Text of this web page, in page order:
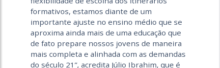
formativos, estamos diante de um
importante ajuste no ensino médio que se
aproxima ainda mais de uma educação que
de fato prepare nossos jovens de maneira
mais completa e alinhada com as demandas
do século 21”, acredita Júlio Ibrahim, que é